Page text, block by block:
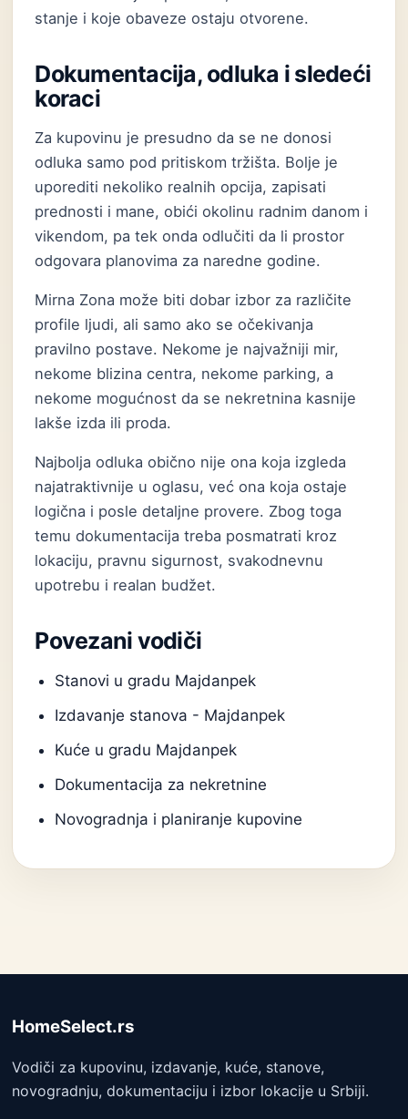
stanje i koje obaveze ostaju otvorene.
Dokumentacija, odluka i sledeći
koraci
Za kupovinu je presudno da se ne donosi
odluka samo pod pritiskom tržišta. Bolje je
uporediti nekoliko realnih opcija, zapisati
prednosti i mane, obići okolinu radnim danom i
vikendom, pa tek onda odlučiti da li prostor
odgovara planovima za naredne godine.
Mirna Zona može biti dobar izbor za različite
profile ljudi, ali samo ako se očekivanja
pravilno postave. Nekome je najvažniji mir,
nekome blizina centra, nekome parking, a
nekome mogućnost da se nekretnina kasnije
lakše izda ili proda.
Najbolja odluka obično nije ona koja izgleda
najatraktivnije u oglasu, već ona koja ostaje
logična i posle detaljne provere. Zbog toga
temu dokumentacija treba posmatrati kroz
lokaciju, pravnu sigurnost, svakodnevnu
upotrebu i realan budžet.
Povezani vodiči
Stanovi u gradu Majdanpek
Izdavanje stanova - Majdanpek
Kuće u gradu Majdanpek
Dokumentacija za nekretnine
Novogradnja i planiranje kupovine
HomeSelect.rs
Vodiči za kupovinu, izdavanje, kuće, stanove,
novogradnju, dokumentaciju i izbor lokacije u Srbiji.